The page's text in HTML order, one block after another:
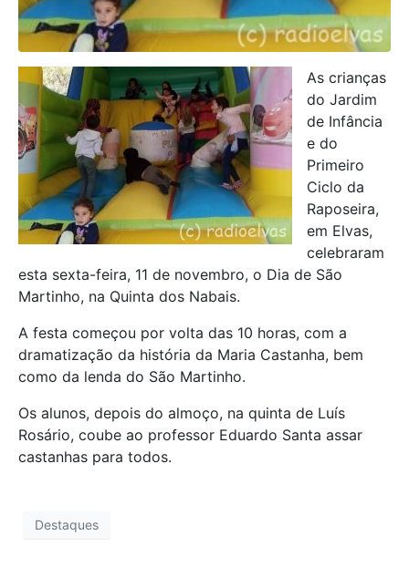
As crianças
do Jardim
de Infância
e do
Primeiro
Ciclo da
Raposeira,
em Elvas,
celebraram
esta sexta-feira, 11 de novembro, o Dia de São
Martinho, na Quinta dos Nabais.
A festa começou por volta das 10 horas, com a
dramatização da história da Maria Castanha, bem
como da lenda do São Martinho.
Os alunos, depois do almoço, na quinta de Luís
Rosário, coube ao professor Eduardo Santa assar
castanhas para todos.
Destaques